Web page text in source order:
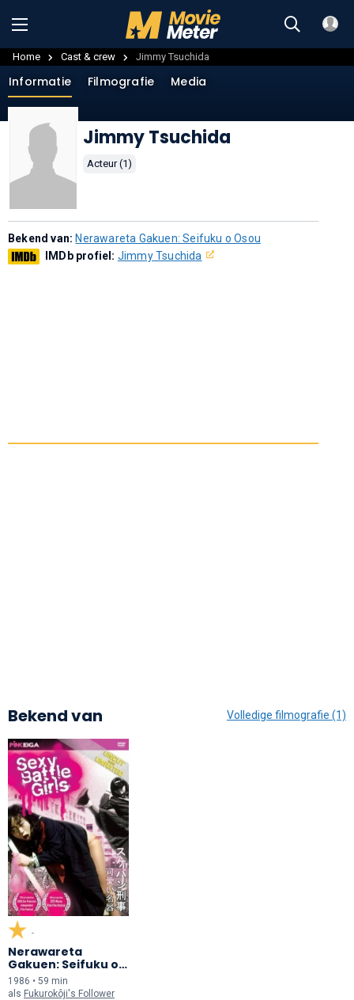
Home Cast & crew Jimmy Tsuchida
Informatie Filmografie Media
Jimmy Tsuchida
Acteur (1)
Bekend van: Nerawareta Gakuen: Seifuku o Osou
IMDb profiel: Jimmy Tsuchida
Bekend van Volledige filmografie (1)
-
Nerawareta
Gakuen: Seifuku o
Osou
1986 • 59 min
als Fukurokôji's Follower